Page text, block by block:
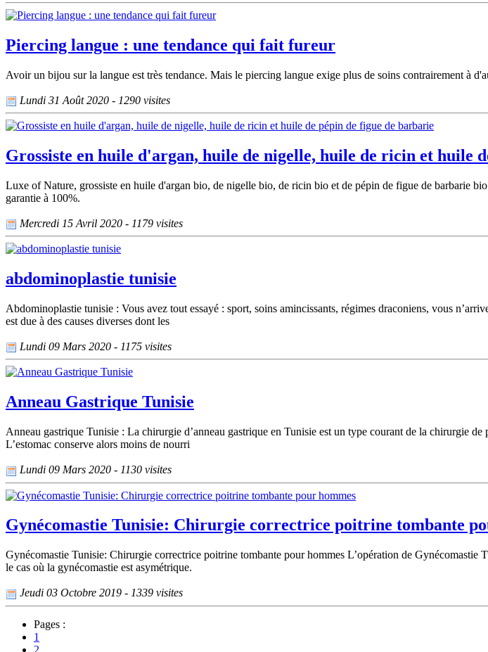
Piercing langue : une tendance qui fait fureur
Avoir un bijou sur la langue est très tendance. Mais le piercing langue exige plus de soins contrairement à
Lundi 31 Août 2020 - 1290 visites
Grossiste en huile d'argan, huile de nigelle, huile de ricin et huile
Luxe of Nature, grossiste en huile d'argan bio, de nigelle bio, de ricin bio et de pépin de figue de barbarie
garantie à 100%.
Mercredi 15 Avril 2020 - 1179 visites
abdominoplastie tunisie
Abdominoplastie tunisie : Vous avez tout essayé : sport, soins amincissants, régimes draconiens, vous
est due à des causes diverses dont les
Lundi 09 Mars 2020 - 1175 visites
Anneau Gastrique Tunisie
Anneau gastrique Tunisie : La chirurgie d’anneau gastrique en Tunisie est un type courant de la chirurgie
L’estomac conserve alors moins de nourri
Lundi 09 Mars 2020 - 1130 visites
Gynécomastie Tunisie: Chirurgie correctrice poitrine tombante
Gynécomastie Tunisie: Chirurgie correctrice poitrine tombante pour hommes L’opération de
le cas où la gynécomastie est asymétrique.
Jeudi 03 Octobre 2019 - 1339 visites
Pages :
1
2